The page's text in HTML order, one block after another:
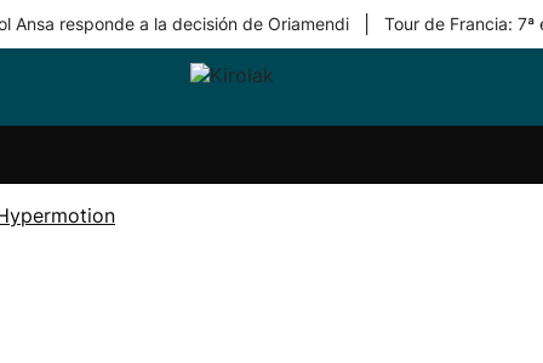
Ansa responde a la decisión de Oriamendi Tour de Francia: 7ª
Equipos
Competiciones